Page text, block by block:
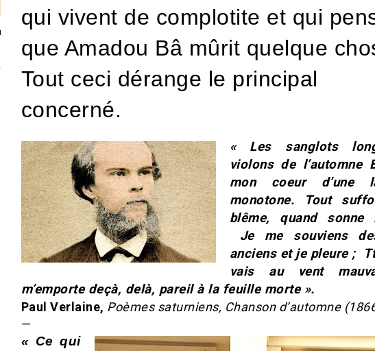
qui vivent de complotite et qui
que Amadou Bâ mûrit quelque
Tout ceci dérange le principal
concerné.
« Les sanglots
violons de l’automne
mon coeur d’une
monotone. Tout
blême, quand sonne
Je me souviens
anciens et je pleure ; Tt
vais au vent
m’emporte deçà, delà, pareil à la feuille morte ».
Paul Verlaine, Poèmes saturniens, Chanson d’automne
—
« Ce qui